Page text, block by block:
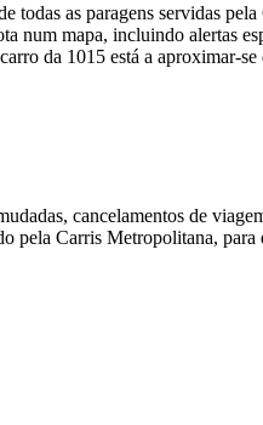
todas as paragens servidas pela
num mapa, incluindo alertas
da 1015 está a aproximar-se
cancelamentos de
pela Carris Metropolitana, para